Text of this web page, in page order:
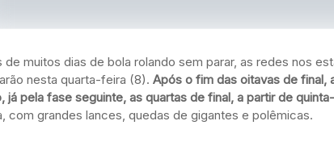
de muitos dias de bola rolando sem parar, as redes nos
nesta quarta-feira (8). Após o fim das oitavas de
já pela fase seguinte, as quartas de final, a partir de
com grandes lances, quedas de gigantes e polêmicas.